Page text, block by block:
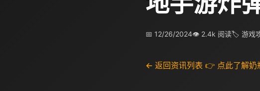
📅 12/26/2024👁 2.4k 阅读🏷 游戏
← 返回资讯列表 👉 点此了解奶